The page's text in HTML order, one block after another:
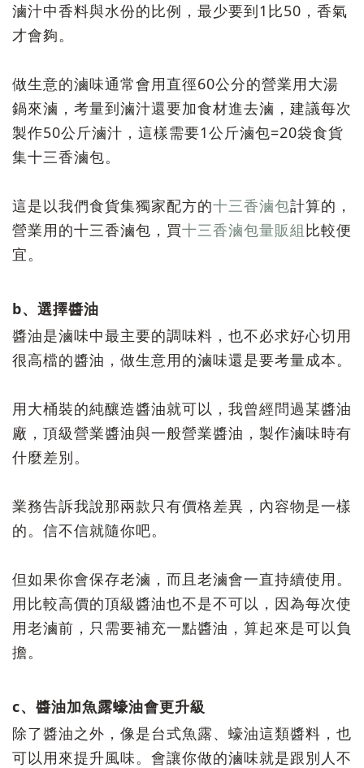
滷汁中香料與水份的比例，最少要到1比50，香氣
才會夠。
做生意的滷味通常會用直徑60公分的營業用大湯
鍋來滷，考量到滷汁還要加食材進去滷，建議每次
製作50公斤滷汁，這樣需要1公斤滷包=20袋食貨
集十三香滷包。
這是以我們食貨集獨家配方的十三香滷包計算的，
營業用的十三香滷包，買十三香滷包量販組比較便
宜。
b、選擇醬油
醬油是滷味中最主要的調味料，也不必求好心切用
很高檔的醬油，做生意用的滷味還是要考量成本。
用大桶裝的純釀造醬油就可以，我曾經問過某醬油
廠，頂級營業醬油與一般營業醬油，製作滷味時有
什麼差別。
業務告訴我說那兩款只有價格差異，內容物是一樣
的。信不信就隨你吧。
但如果你會保存老滷，而且老滷會一直持續使用。
用比較高價的頂級醬油也不是不可以，因為每次使
用老滷前，只需要補充一點醬油，算起來是可以負
擔。
c、醬油加魚露蠔油會更升級
除了醬油之外，像是台式魚露、蠔油這類醬料，也
可以用來提升風味。會讓你做的滷味就是跟別人不